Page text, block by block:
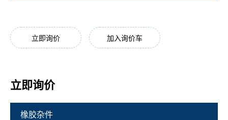
立即询价 加入询价车
立即询价